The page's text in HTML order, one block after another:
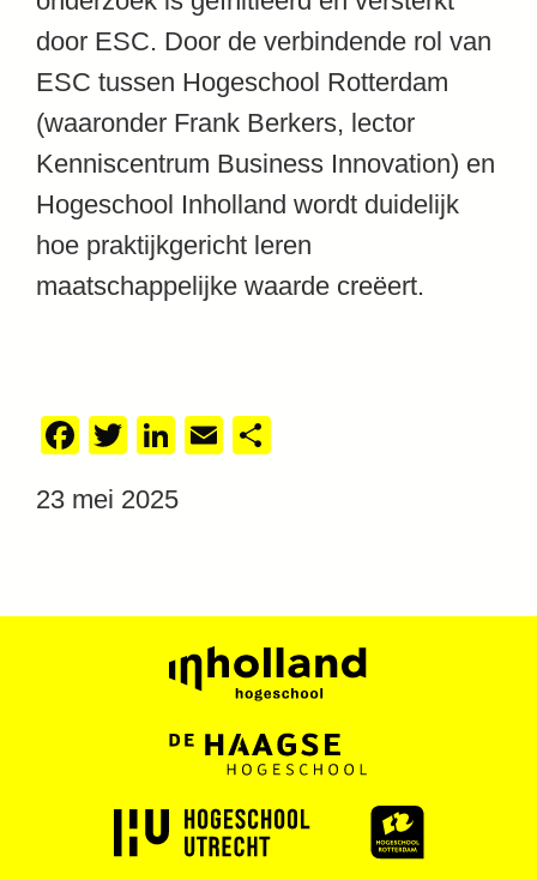
door ESC. Door de verbindende rol van
ESC tussen Hogeschool Rotterdam
(waaronder Frank Berkers, lector
Kenniscentrum Business Innovation) en
Hogeschool Inholland wordt duidelijk
hoe praktijkgericht leren
maatschappelijke waarde creëert.
Facebook
Twitter
LinkedIn
Email
23 mei 2025